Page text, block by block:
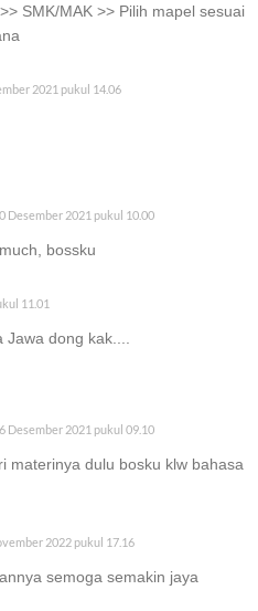
SMK/MAK >> Pilih mapel sesuai
2021 pukul 14.06
Desember 2021 pukul 10.00
bossku
11.01
dong kak....
Desember 2021 pukul 09.10
materinya dulu bosku klw bahasa
2022 pukul 17.16
semoga semakin jaya